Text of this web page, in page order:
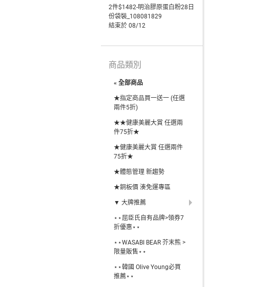
2件$1482-明治膠原蛋白粉28日
份袋裝_108081829
結束於 08/12
商品類別
« 全部商品
★指定商品買一送一 (任選
兩件5折)
★★健康美麗大賞 任選兩
件75折★
★健康美麗大賞 任選兩件
75折★
★體態管理 新趨勢
★銅板價 湊免運專區
▼ 大牌推薦
⋆⋆屈臣氏自有品牌>領券7
折優惠⋆⋆
⋆⋆WASABI BEAR 芥末熊 >
限量販售⋆⋆
⋆⋆韓國 Olive Young必買
推薦⋆⋆